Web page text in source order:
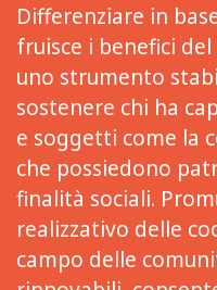
Differenziare in
fruisce i benefici
uno strumento
sostenere chi ha
e soggetti come la
che possiedono
finalità sociali.
realizzativo delle
campo delle